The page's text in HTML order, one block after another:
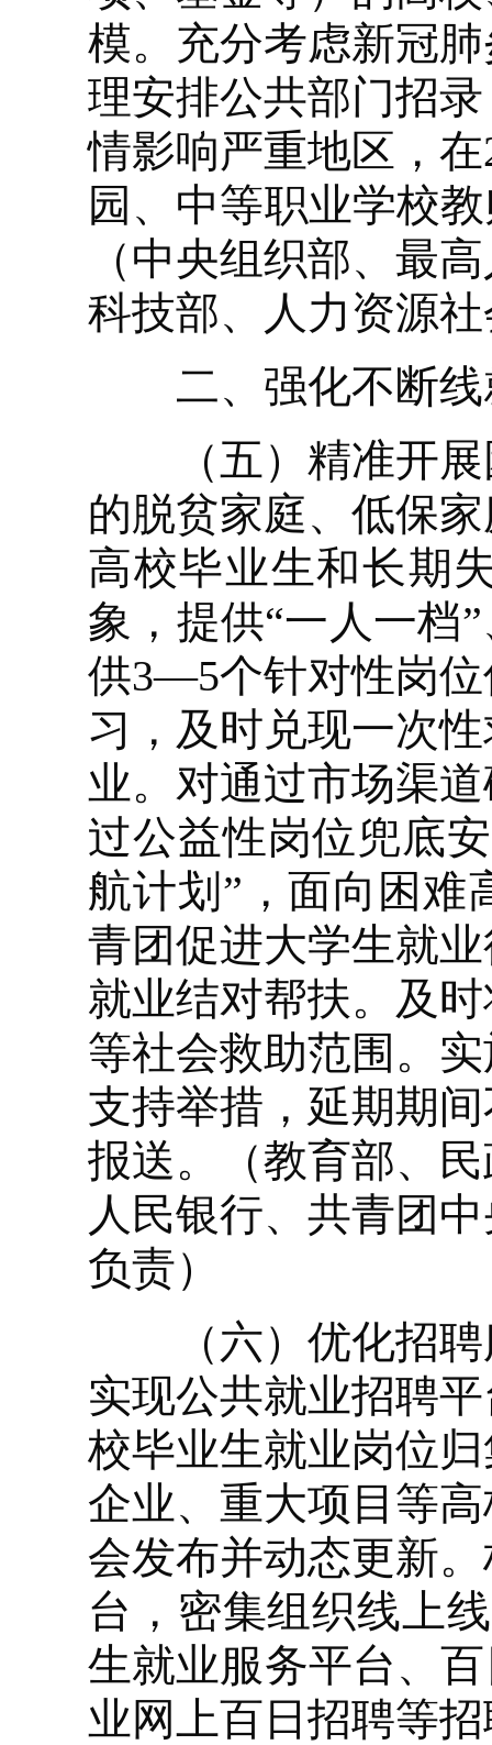
模。充分考虑新冠
理安排公共部门招
情影响严重地区，
园、中等职业学校
（中央组织部、最
科技部、人力资源
二、强化不断线
（五）精准开展
的脱贫家庭、低保
高校毕业生和长期
象，提供“一人一档
供3—5个针对性岗位
习，及时兑现一次
业。对通过市场渠
过公益性岗位兜底
航计划”，面向困难
青团促进大学生就
就业结对帮扶。及
等社会救助范围。
支持举措，延期期
报送。（教育部、
人民银行、共青团
负责）
（六）优化招聘
实现公共就业招聘
校毕业生就业岗位
企业、重大项目等
会发布并动态更新
台，密集组织线上
生就业服务平台、
业网上百日招聘等